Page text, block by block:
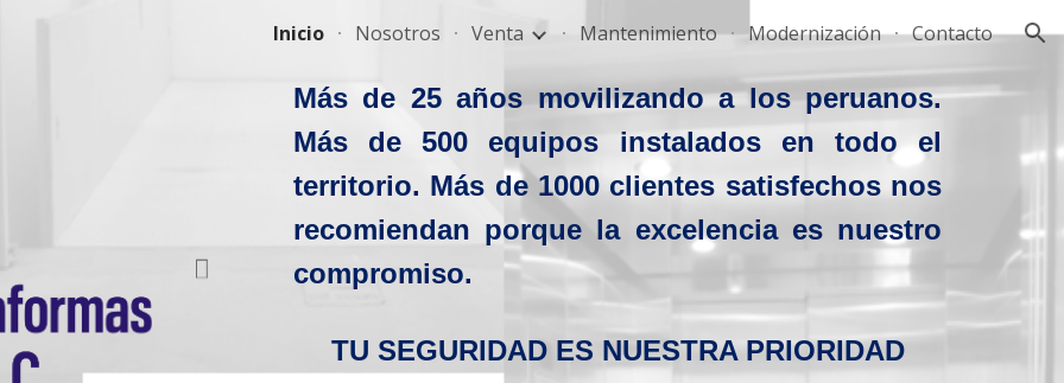
Skip to navigation
Inicio Nosotros Venta Mantenimiento Modernización Contacto
Más de 25 años movilizando a los peruanos.
Más de500 equipos instalados en todo el
territorio. Más de 1000 clientes satisfechos nos
recomiendan porque la excelencia es nuestro
compromiso.
TU SEGURIDAD ES NUESTRA PRIORIDAD